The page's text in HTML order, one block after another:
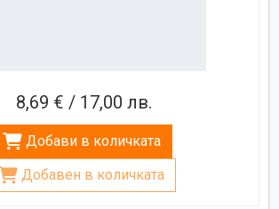
8,69 € / 17,00 лв.
Добави в количката
Добавен в количката